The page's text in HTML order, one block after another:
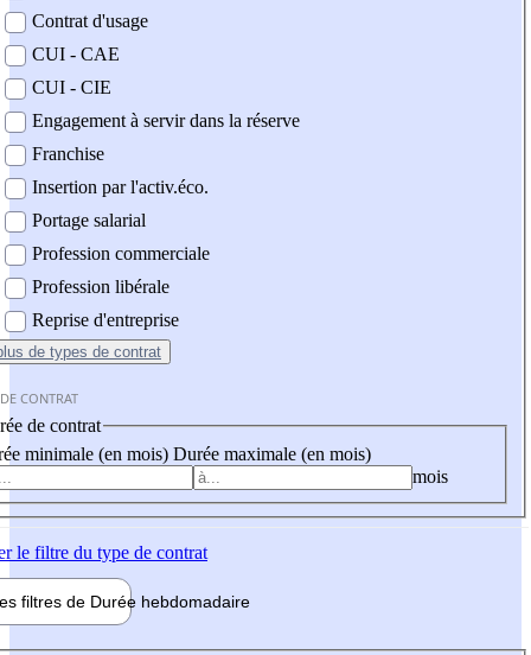
Contrat d'usage
CUI - CAE
CUI - CIE
Engagement à servir dans la réserve
Franchise
Insertion par l'activ.éco.
Portage salarial
Profession commerciale
Profession libérale
Reprise d'entreprise
de types de contrat
CONTRAT
de contrat
minimale (en mois) Durée maximale (en mois)
mois
le filtre du type de contrat
filtres de Durée hebdomadaire